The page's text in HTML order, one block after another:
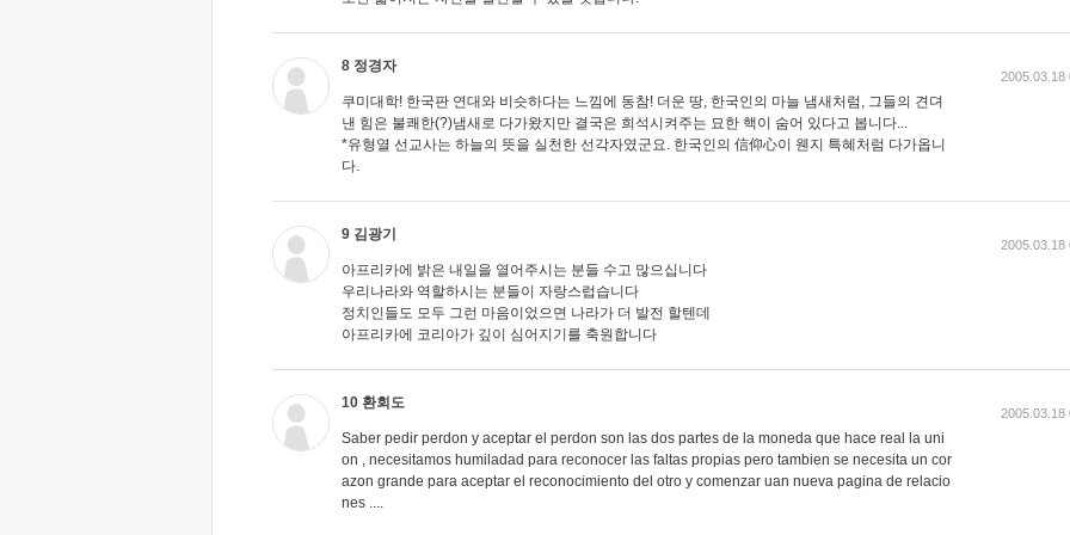
8 정경자
쿠미대학! 한국판 연대와 비슷하다는 느낌에 동참! 더운 땅, 한국인의 마늘 냄새처럼, 그들의 견뎌
낸 힘은 불쾌한(?)냄새로 다가왔지만 결국은 희석시켜주는 묘한 핵이 숨어 있다고 봅니다...
*유형열 선교사는 하늘의 뜻을 실천한 선각자였군요. 한국인의 信仰心이 웬지 특혜처럼 다가옵니
다.
2005.03.18
9 김광기
아프리카에 밝은 내일을 열어주시는 분들 수고 많으십니다
우리나라와 역할하시는 분들이 자랑스럽습니다
정치인들도 모두 그런 마음이었으면 나라가 더 발전 할텐데
아프리카에 코리아가 깊이 심어지기를 축원합니다
2005.03.18
10 환회도
Saber pedir perdon y aceptar el perdon son las dos partes de la moneda que hace real la uni
on , necesitamos humiladad para reconocer las faltas propias pero tambien se necesita un cor
azon grande para aceptar el reconocimiento del otro y comenzar uan nueva pagina de relacio
nes ....
2005.03.18